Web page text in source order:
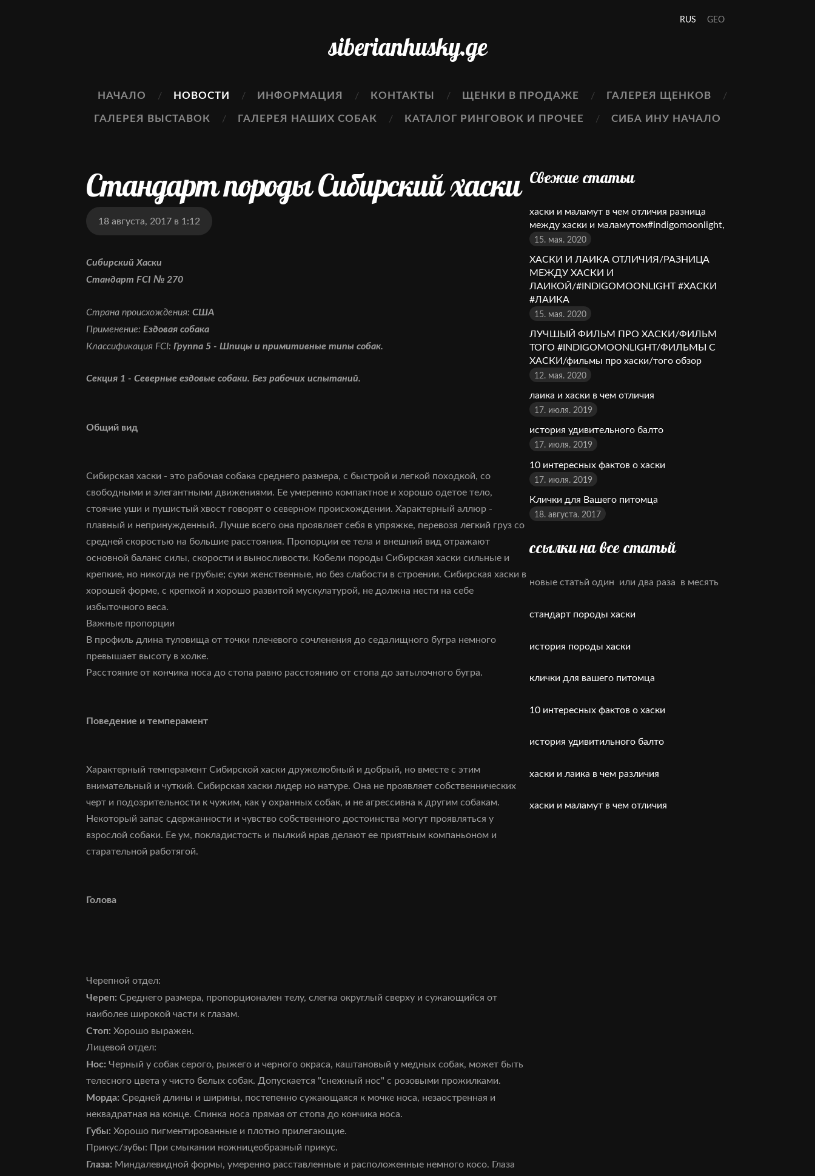
siberianhusky.ge
НАЧАЛО НОВОСТИ ИНФОРМАЦИЯ КОНТАКТЫ ЩЕНКИ В ПРОДАЖЕ
ГАЛЕРЕЯ ЩЕНКОВ
ГАЛЕРЕЯ ВЫСТАВОК
ГАЛЕРЕЯ НАШИХ СОБАК КАТАЛОГ РИНГОВОК И ПРОЧЕЕ СИБА ИНУ НАЧАЛО
RUS GEO
Свежие статьи
хаски и маламут в чем отличия разница
между хаски и маламутом#indigomoonlight,
15. мая. 2020
ХАСКИ И ЛАИКА ОТЛИЧИЯ/РАЗНИЦА
МЕЖДУ ХАСКИ И
ЛАИКОЙ/#INDIGOMOONLIGHT #ХАСКИ
#ЛАИКА
15. мая. 2020
ЛУЧШЫЙ ФИЛЬМ ПРО ХАСКИ/ФИЛЬМ
ТОГО #INDIGOMOONLIGHT/ФИЛЬМЫ С
ХАСКИ/фильмы про хаски/того обзор
12. мая. 2020
лаика и хаски в чем отличия
17. июля. 2019
история удивительного балто
17. июля. 2019
10 интересных фактов о хаски
17. июля. 2019
Клички для Вашего питомца
18. августа. 2017
ссылки на все статьй
новые статьй один или два раза в месять
стандарт породы хаски
история породы хаски
клички для вашего питомца
10 интересных фактов о хаски
история удивитильного балто
хаски и лаика в чем различия
хаски и маламут в чем отличия
Стандарт породы Сибирский хаски
18 августа, 2017 в 1:12
Сибирский Хаски
Стандарт FCI № 270
Страна происхождения: США
Применение: Ездовая собака
Классификация FCI: Группа 5 - Шпицы и примитивные типы собак.
Секция 1 - Северные ездовые собаки. Без рабочих испытаний.
Общий вид
Сибирская хаски - это рабочая собака среднего размера, с быстрой и легкой походкой, со
свободными и элегантными движениями. Ее умеренно компактное и хорошо одетое тело,
стоячие уши и пушистый хвост говорят о северном происхождении. Характерный аллюр -
плавный и непринужденный. Лучше всего она проявляет себя в упряжке, перевозя легкий груз со
средней скоростью на большие расстояния. Пропорции ее тела и внешний вид отражают
основной баланс силы, скорости и выносливости. Кобели породы Сибирская хаски сильные и
крепкие, но никогда не грубые; суки женственные, но без слабости в строении. Сибирская хаски в
хорошей форме, с крепкой и хорошо развитой мускулатурой, не должна нести на себе
избыточного веса.
Важные пропорции
В профиль длина туловища от точки плечевого сочленения до седалищного бугра немного
превышает высоту в холке.
Расстояние от кончика носа до стопа равно расстоянию от стопа до затылочного бугра.
Поведение и темперамент
Характерный темперамент Сибирской хаски дружелюбный и добрый, но вместе с этим
внимательный и чуткий. Сибирская хаски лидер но натуре. Она не проявляет собственнических
черт и подозрительности к чужим, как у охранных собак, и не агрессивна к другим собакам.
Некоторый запас сдержанности и чувство собственного достоинства могут проявляться у
взрослой собаки. Ее ум, покладистость и пылкий нрав делают ее приятным компаньоном и
старательной работягой.
Голова
Черепной отдел:
Череп: Среднего размера, пропорционален телу, слегка округлый сверху и сужающийся от
наиболее широкой части к глазам.
Стоп: Хорошо выражен.
Лицевой отдел:
Нос: Черный у собак серого, рыжего и черного окраса, каштановый у медных собак, может быть
телесного цвета у чисто белых собак. Допускается "снежный нос" с розовыми прожилками.
Морда: Средней длины и ширины, постепенно сужающаяся к мочке носа, незаостренная и
неквадратная на конце. Спинка носа прямая от стопа до кончика носа.
Губы: Хорошо пигментированные и плотно прилегающие.
Прикус/зубы: При смыкании ножницеобразный прикус.
Глаза: Миндалевидной формы, умеренно расставленные и расположенные немного косо. Глаза